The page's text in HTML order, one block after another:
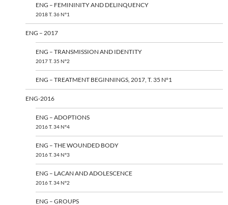
ENG – FEMININITY AND DELINQUENCY
2018 T. 36 N°1
ENG – 2017
ENG – TRANSMISSION AND IDENTITY
2017 T. 35 N°2
ENG – TREATMENT BEGINNINGS, 2017, T. 35 N°1
ENG-2016
ENG – ADOPTIONS
2016 T. 34 N°4
ENG – THE WOUNDED BODY
2016 T. 34 N°3
ENG – LACAN AND ADOLESCENCE
2016 T. 34 N°2
ENG – GROUPS